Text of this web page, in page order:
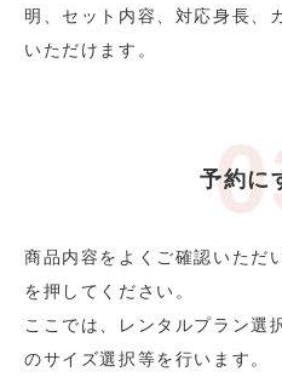
明、セット内容、対応身長、
いただけます。
予約に
商品内容をよくご確認いただ
を押してください。
ここでは、レンタルプラン選
のサイズ選択等を行います。